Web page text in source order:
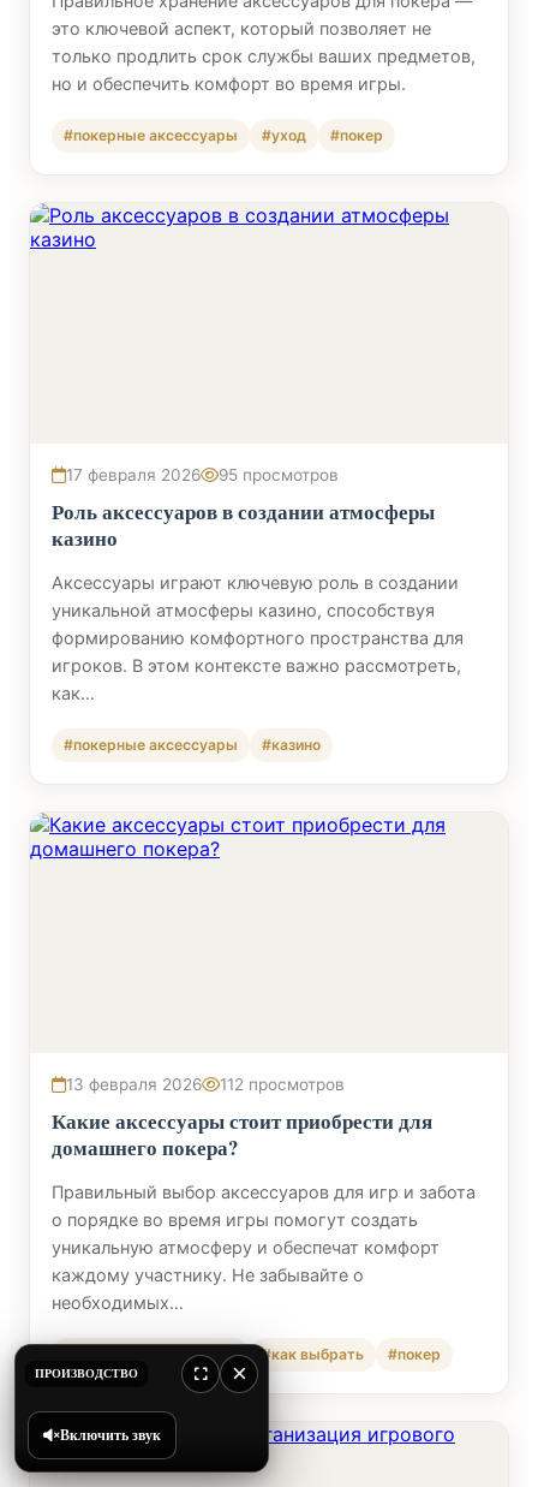
это ключевой аспект, который позволяет не
только продлить срок службы ваших предметов,
но и обеспечить комфорт во время игры.
#покерные аксессуары #уход #покер
17 февраля 2026 95 просмотров
Роль аксессуаров в создании атмосферы
казино
Аксессуары играют ключевую роль в создании
уникальной атмосферы казино, способствуя
формированию комфортного пространства для
игроков. В этом контексте важно рассмотреть,
как…
#покерные аксессуары #казино
13 февраля 2026 112 просмотров
Какие аксессуары стоит приобрести для
домашнего покера?
Правильный выбор аксессуаров для игр и забота
о порядке во время игры помогут создать
уникальную атмосферу и обеспечат комфорт
каждому участнику. Не забывайте о
необходимых…
#покерные аксессуары #как выбрать #покер
ПРОИЗВОДСТВО ×
Включить звук